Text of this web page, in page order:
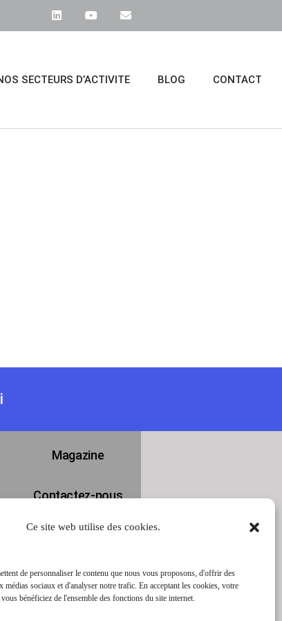
Ce site web utilise des cookies.
de personnaliser le contenu que nous vous proposons, d'offrir des
médias sociaux et d'analyser notre trafic. En acceptant les cookies, votre
bénéficiez de l'ensemble des fonctions du site internet.
SECTEURS D’ACTIVITE BLOG CONTACT
Magazine
Contactez-nous
04 78 07 14 20